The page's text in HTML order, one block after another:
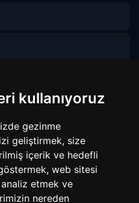
kullanıyoruz
gezinme
geliştirmek, size
içerik ve hedefli
web sitesi
etmek ve
nereden